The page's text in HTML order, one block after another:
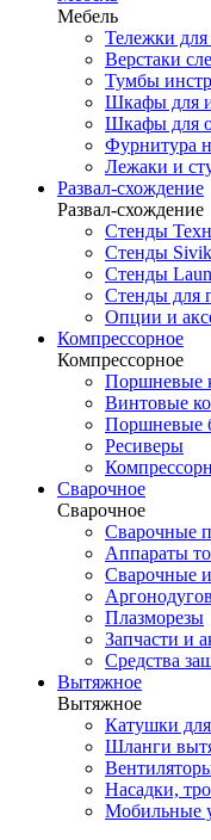
Мебель
Тележки для
Верстаки
Тумбы
Шкафы для
Шкафы для
Фурнитура
Лежаки и
Развал-схождение
Развал-схождение
Стенды
Стенды Sivik
Стенды
Стенды для
Опции и
Компрессорное
Компрессорное
Поршневые
Винтовые
Поршневые
Ресиверы
Сварочное
Сварочное
Сварочные
Аппараты
Сварочные
Плазморезы
Запчасти и
Средства
Вытяжное
Вытяжное
Катушки для
Шланги
Насадки,
Мобильные